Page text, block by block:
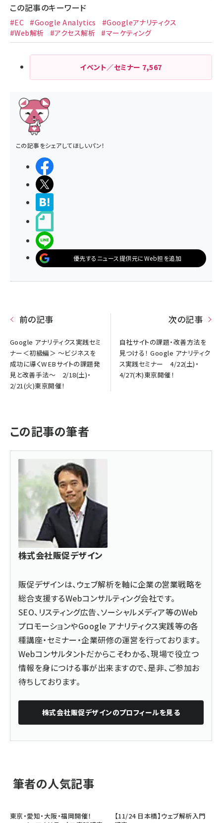
この記事のキーワード
#EC #Google Analytics
#Googleアナリティクス
#Web解析
#アクセス解析 #マーケティング
イベント／セミナー 7,567
この記事をシェアしてほしいパン！
優先するニュース提供元にWeb担を追加
前の記事
Google アナリティクス実践セミ
ナー＜初級編＞ ～ビジネスを
成功に導くWEBサイトの課題発
見と改善手法～ 2/18(土)・
2/21(火)東京開催！
次の記事
自社サイトの課題・改善方法を
見つける！ Google アナリティク
ス実践セミナー 4/22(土)・
4/27(木)東京開催！
この記事の筆者
株式会社販促デザイン
販促デザインは、ウェブ解析を軸に企業の営業戦略を
総合支援するWebコンサルティング会社です。
SEO、リスティング広告、ソーシャルメディア等のWeb
プロモーションやGoogle アナリティクス実践等の各
種講座・セミナー・企業研修の運営を行っております。
Webコンサルタントだからこそわかる、現場で役立つ
情報を身につける事が出来ますので、是非、ご参加お
待ちしております。
株式会社販促デザインのプロフィールを見る
筆者の人気記事
東京・愛知・大阪・福岡開催！
【11/24 日本橋】ウェブ解析入門